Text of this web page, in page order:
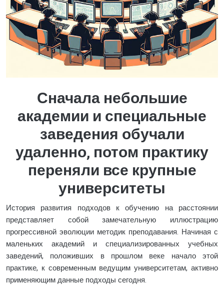
Сначала небольшие
академии и специальные
заведения обучали
удаленно, потом практику
переняли все крупные
университеты
История развития подходов к обучению на расстоянии
представляет собой замечательную иллюстрацию
прогрессивной эволюции методик преподавания. Начиная с
маленьких академий и специализированных учебных
заведений, положивших в прошлом веке начало этой
практике, к современным ведущим университетам, активно
применяющим данные подходы сегодня.